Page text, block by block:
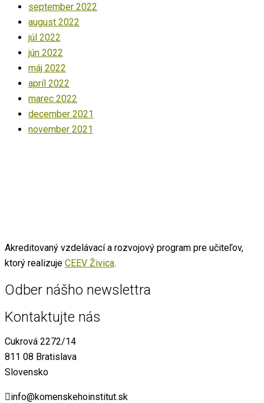
september 2022
august 2022
júl 2022
jún 2022
máj 2022
apríl 2022
marec 2022
december 2021
november 2021
Akreditovaný vzdelávací a rozvojový program pre učiteľov,
ktorý realizuje CEEV Živica.
Odber nášho newslettra
Kontaktujte nás
Cukrová 2272/14
811 08 Bratislava
Slovensko
info@komenskehoinstitut.sk